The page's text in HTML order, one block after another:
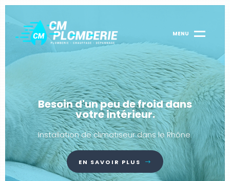
Besoin d'un peu de froid dans
votre intérieur.
Installation de climatiseur dans le Rhône.
EN SAVOIR PLUS